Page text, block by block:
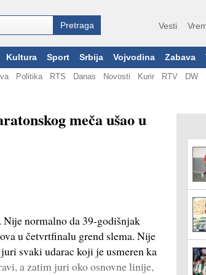
Vesti
Kultura Sport Srbija Vojvodina Zabava
Politika RTS Danas Novosti Kurir RTV DW
meča ušao u
normalno da 39-godišnjak
u četvrtfinalu grend slema. Nije
svaki udarac koji je usmeren ka
a zatim juri oko osnovne linije,